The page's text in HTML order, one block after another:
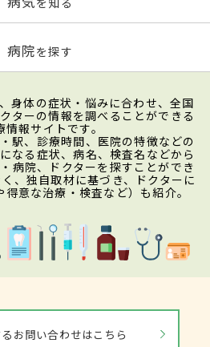
病院を探す
身体の症状・悩みに合わせ、全国
ターの情報を調べることができる
報サイトです。
駅、診療時間、医院の特徴などの
なる症状、病名、検査名などから
病院、ドクターを探すことができ
、独自取材に基づき、ドクターに
意な治療・検査など）も紹介。
お問い合わせはこちら